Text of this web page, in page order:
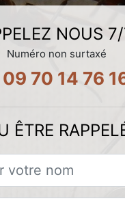
NOUS
Numéro non surtaxé
70 14 76
ÊTRE